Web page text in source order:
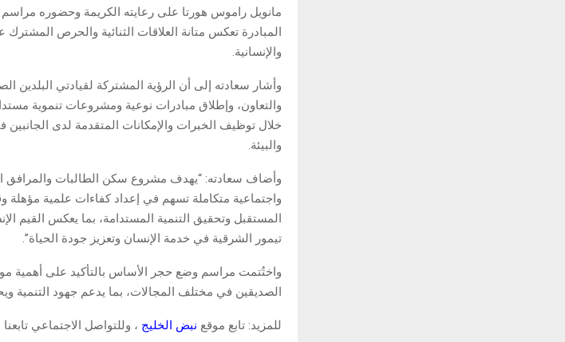
مانويل راموس هورتا على رعايته الكريمة وحضوره
المبادرة تعكس متانة العلاقات الثنائية والحرص
والإنسانية.
وأشار سعادته إلى أن الرؤية المشتركة لقيادتي
والتعاون، وإطلاق مبادرات نوعية ومشروعات تنموية
خلال توظيف الخبرات والإمكانات المتقدمة لدى
والبيئة.
وأضاف سعادته: “يهدف مشروع سكن الطالبات والمرافق
واجتماعية متكاملة تسهم في إعداد كفاءات علمية مؤهلة
المستقبل وتحقيق التنمية المستدامة، بما يعكس القيم
تيمور الشرقية في خدمة الإنسان وتعزيز جودة الحياة”.
واختُتمت مراسم وضع حجر الأساس بالتأكيد على أهمية
الصديقين في مختلف المجالات، بما يدعم جهود التنمية
للمزيد: تابع موقع نبض الخليج ، وللتواصل الاجتماعي